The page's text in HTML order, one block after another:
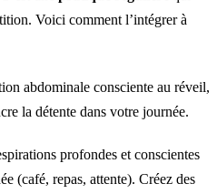
Voici comment l’intégrer à
abdominale consciente au réveil,
la détente dans votre journée.
profondes et conscientes
(café, repas, attente). Créez des